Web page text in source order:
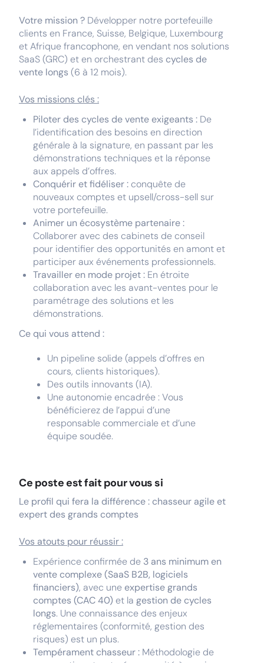
Votre mission ? Développer notre portefeuille
clients en France, Suisse, Belgique, Luxembourg
et Afrique francophone, en vendant nos solutions
SaaS (GRC) et en orchestrant des cycles de
vente longs (6 à 12 mois).
Vos missions clés :
Piloter des cycles de vente exigeants : De
l’identification des besoins en direction
générale à la signature, en passant par les
démonstrations techniques et la réponse
aux appels d’offres.
Conquérir et fidéliser : conquête de
nouveaux comptes et upsell/cross-sell sur
votre portefeuille.
Animer un écosystème partenaire :
Collaborer avec des cabinets de conseil
pour identifier des opportunités en amont et
participer aux événements professionnels.
Travailler en mode projet : En étroite
collaboration avec les avant-ventes pour le
paramétrage des solutions et les
démonstrations.
Ce qui vous attend :
Un pipeline solide (appels d’offres en
cours, clients historiques).
Des outils innovants (IA).
Une autonomie encadrée : Vous
bénéficierez de l’appui d’une
responsable commerciale et d’une
équipe soudée.
Ce poste est fait pour vous si
Le profil qui fera la différence : chasseur agile et
expert des grands comptes
Vos atouts pour réussir :
Expérience confirmée de 3 ans minimum en
vente complexe (SaaS B2B, logiciels
financiers), avec une expertise grands
comptes (CAC 40) et la gestion de cycles
longs. Une connaissance des enjeux
réglementaires (conformité, gestion des
risques) est un plus.
Tempérament chasseur : Méthodologie de